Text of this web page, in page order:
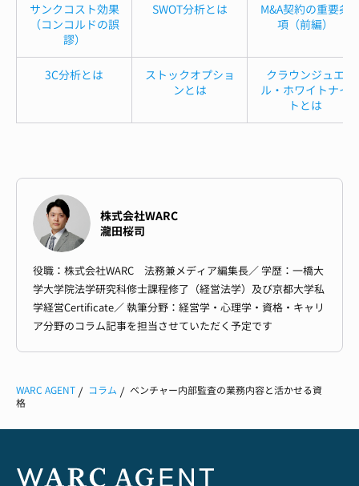
サンクコスト効果
（コンコルドの誤
謬）
SWOT分析とは
M&A契約の重要条
項（前編）
3C分析とは
ストックオプショ
ンとは
クラウンジュエ
ル・ホワイトナイ
トとは
株式会社WARC
瀧田桜司
役職：株式会社WARC 法務兼メディア編集長／ 学歴：一橋大
学大学院法学研究科修士課程修了（経営法学）及び京都大学私
学経営Certificate／ 執筆分野：経営学・心理学・資格・キャリ
ア分野のコラム記事を担当させていただく予定です
WARC AGENT コラム
ベンチャー内部監査の業務内容と活かせる資
格